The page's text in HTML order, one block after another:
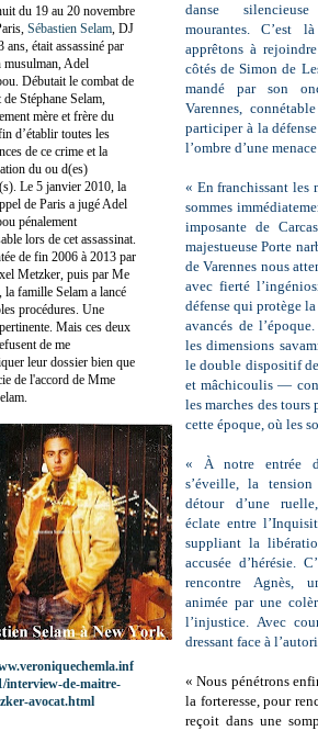
danse
mourantes. C’est
apprêtons à
côtés de Simon de
mandé par son
Varennes,
participer à la
l’ombre d’une
« En franchissant les
sommes
imposante de
majestueuse Porte
de Varennes nous
avec fierté
défense qui protège
avancés de
les dimensions
le double dispositif
et mâchicoulis —
les marches des tours
cette époque, où les
« À notre entrée
s’éveille, la
détour d’une
éclate entre
suppliant la
accusée d’hérésie.
rencontre Agnès,
animée par une
l’injustice. Avec
dressant face à
« Nous pénétrons
la forteresse, pour
reçoit dans une
du 19 au 20 novembre
Sébastien Selam , DJ
ans, était assassiné par
musulman, Adel
Débutait le combat de
Stéphane Selam,
mère et frère du
d’établir toutes les
de ce crime et la
du ou d(es)
Le 5 janvier 2010, la
de Paris a jugé Adel
pénalement
lors de cet assassinat.
de fin 2006 à 2013 par
Metzker, puis par Me
la famille Selam a lancé
procédures. Une
Mais ces deux
de me
leur dossier bien que
de l'accord de Mme
interview-de-maitre-
avocat.html